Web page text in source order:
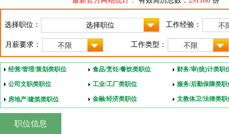
选择职位： 工作经验： 不
月薪要求： 不限 工作类型： 不限
经营/管理/策划类职位 食品/烹饪/餐饮类职位 财务/审(统)计类职
公司文职类职位 工业/工厂类职位 服务/后勤保障类职
房地产/建筑类职位 金融/经济类职位 文教体卫/法律类职
职位信息